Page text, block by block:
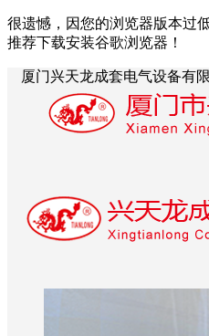
很遗憾，因您的浏览器版本过
推荐下载安装谷歌浏览器！
厦门兴天龙成套电气设备有